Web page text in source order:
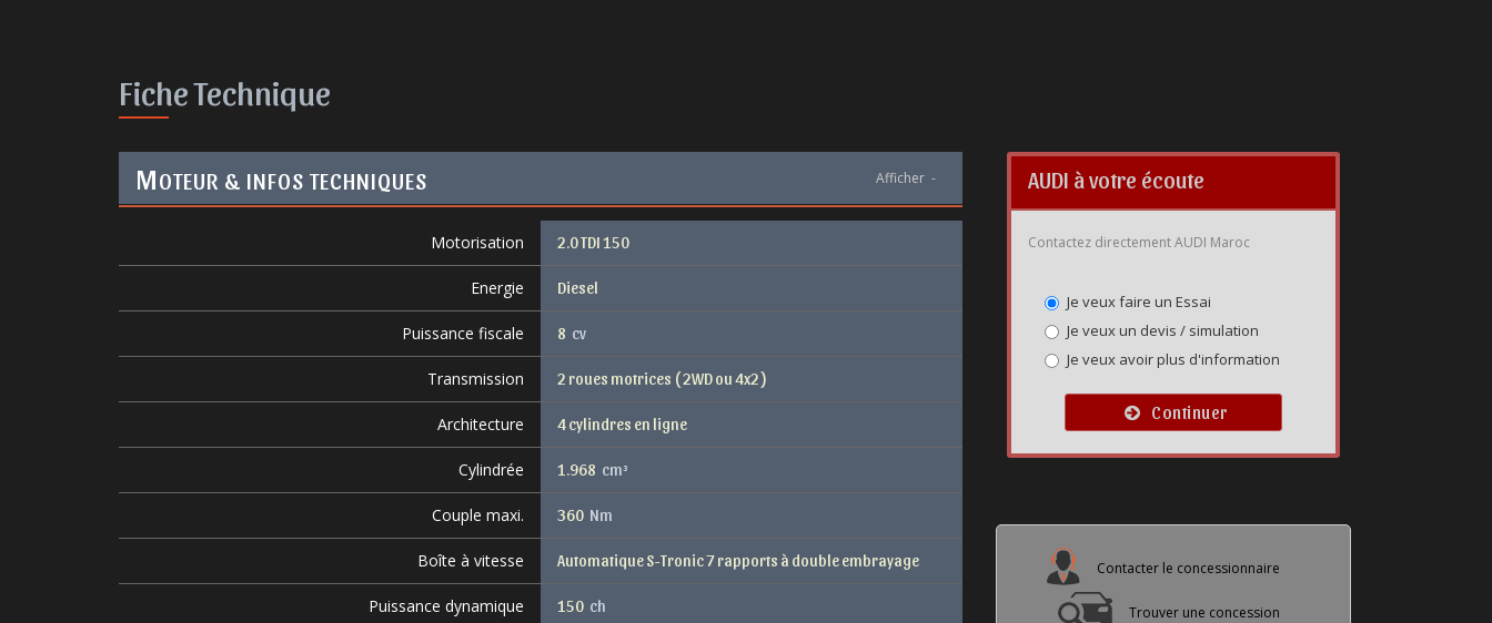
Fiche Technique
MOTEUR & INFOS TECHNIQUES Afficher -
Motorisation 2.0 TDI 150
Energie Diesel
Puissance fiscale 8 cv
Transmission 2 roues motrices ( 2WD ou 4x2 )
Architecture 4 cylindres en ligne
Cylindrée 1.968 cm³
Couple maxi. 360 Nm
Boîte à vitesse Automatique S-Tronic 7 rapports à double embrayage
Puissance dynamique 150 ch
AUDI à votre écoute
Contactez directement AUDI Maroc
Je veux faire un Essai
Je veux un devis / simulation
Je veux avoir plus d'information
Continuer
Contacter le concessionnaire
Trouver une concession